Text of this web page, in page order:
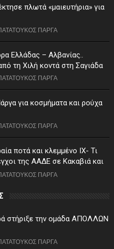
πλωτά «μαιευτήρια» για
ΠΑΡΓΑ
Ελλάδας – Αλβανίας..
τη Χιλή κοντά στη Σαγιάδα
ΠΑΡΓΑ
για κοσμήματα και ρούχα
ΠΑΡΓΑ
ποτά και κλεμμένο ΙΧ- Τι
της ΑΑΔΕ σε Κακαβιά και
ΠΑΡΓΑ
στήριξε την ομάδα ΑΠΟΛΛΩΝ
ΠΑΡΓΑ